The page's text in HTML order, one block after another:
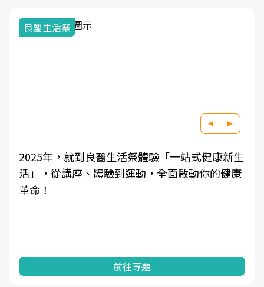
良醫生活祭
2025年，就到良醫生活祭體驗「一站式健康新生
活」，從講座、體驗到運動，全面啟動你的健康
革命！
前往專題